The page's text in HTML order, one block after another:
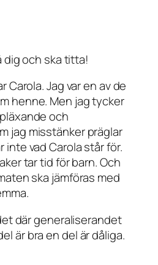
dig och ska titta!
Carola. Jag var en av de
henne. Men jag tycker
och
jag misstänker präglar
inte vad Carola står för.
tar tid för barn. Och
ska jämföras med
där generaliserandet
är bra en del är dåliga.